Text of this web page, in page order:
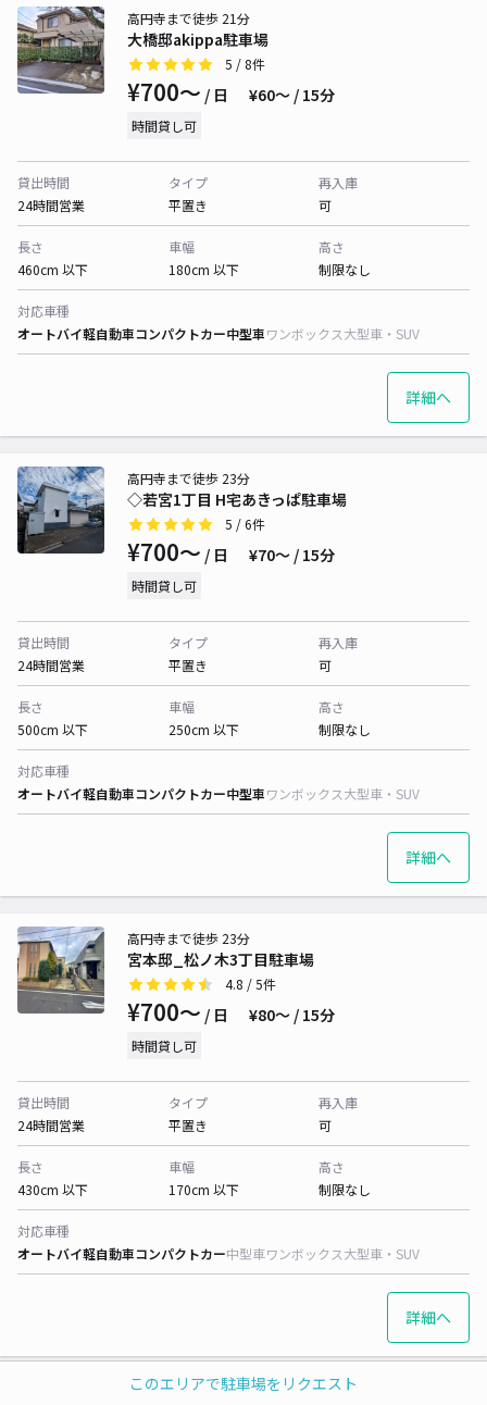
このエリアで駐車場をリクエスト
大橋邸akippa駐車場
高円寺まで徒歩 21分
5 / 8件
¥700〜 / 日 ¥60〜 / 15分
時間貸し可
貸出時間
24時間営業
タイプ
平置き
再入庫
可
長さ
460cm 以下
車幅
180cm 以下
高さ
制限なし
対応車種
オートバイ軽自動車コンパクトカー中型車ワンボックス大型車・SUV
詳細へ
◇若宮1丁目 H宅あきっぱ駐車場
高円寺まで徒歩 23分
5 / 6件
¥700〜 / 日 ¥70〜 / 15分
時間貸し可
貸出時間
24時間営業
タイプ
平置き
再入庫
可
長さ
500cm 以下
車幅
250cm 以下
高さ
制限なし
対応車種
オートバイ軽自動車コンパクトカー中型車ワンボックス大型車・SUV
詳細へ
宮本邸_松ノ木3丁目駐車場
高円寺まで徒歩 23分
4.8 / 5件
¥700〜 / 日 ¥80〜 / 15分
時間貸し可
貸出時間
24時間営業
タイプ
平置き
再入庫
可
長さ
430cm 以下
車幅
170cm 以下
高さ
制限なし
対応車種
オートバイ軽自動車コンパクトカー中型車ワンボックス大型車・SUV
詳細へ